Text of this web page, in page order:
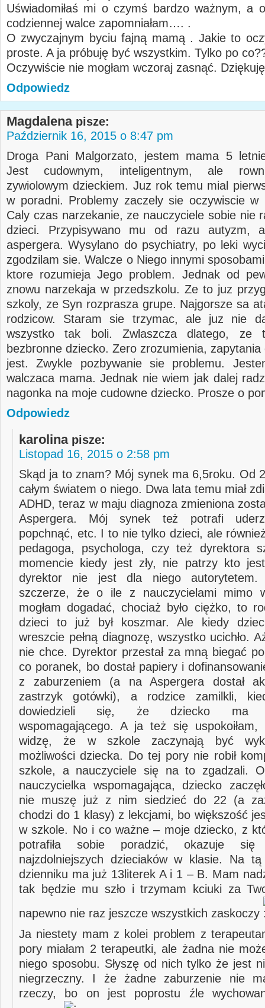
Uświadomiłaś mi o czymś bardzo ważnym, a
codziennej walce zapomniałam…. .
O zwyczajnym byciu fajną mamą . Jakie to
proste. A ja próbuję być wszystkim. Tylko po
Oczywiście nie mogłam wczoraj zasnąć.
Odpowiedz
Magdalena pisze:
Październik 16, 2015 o 8:47 pm
Droga Pani Malgorzato, jestem mama 5
Jest cudownym, inteligentnym, ale
zywiolowym dzieckiem. Juz rok temu mial
w poradni. Problemy zaczely sie oczywiscie w
Caly czas narzekanie, ze nauczyciele sobie nie
dzieci. Przypisywano mu od razu autyzm,
aspergera. Wysylano do psychiatry, po leki
zgodzilam sie. Walcze o Niego innymi
ktore rozumieja Jego problem. Jednak od
znowu narzekaja w przedszkolu. Ze to juz
szkoly, ze Syn rozprasza grupe. Najgorsze sa
rodzicow. Staram sie trzymac, ale juz nie
wszystko tak boli. Zwlaszcza dlatego, ze
bezbronne dziecko. Zero zrozumienia,
jest. Zwykle pozbywanie sie problemu.
walczaca mama. Jednak nie wiem jak dalej
nagonka na moje cudowne dziecko. Prosze o
Odpowiedz
karolina pisze:
Listopad 16, 2015 o 2:58 pm
Skąd ja to znam? Mój synek ma 6,5roku. Od
całym światem o niego. Dwa lata temu miał
ADHD, teraz w maju diagnoza zmieniona
Aspergera. Mój synek też potrafi
popchnąć, etc. I to nie tylko dzieci, ale
pedagoga, psychologa, czy też dyrektora
momencie kiedy jest zły, nie patrzy kto
dyrektor nie jest dla niego autorytetem.
szczerze, że o ile z nauczycielami mimo
mogłam dogadać, chociaż było ciężko, to
dzieci to już był koszmar. Ale kiedy
wreszcie pełną diagnozę, wszystko ucichło.
nie chce. Dyrektor przestał za mną biegać
co poranek, bo dostał papiery i
z zaburzeniem (a na Aspergera dostał
zastrzyk gotówki), a rodzice zamilkli,
dowiedzieli się, że dziecko ma
wspomagającego. A ja też się uspokoiłam,
widzę, że w szkole zaczynają być
możliwości dziecka. Do tej pory nie robił
szkole, a nauczyciele się na to zgadzali.
nauczycielka wspomagająca, dziecko
nie muszę już z nim siedzieć do 22 (a
chodzi do 1 klasy) z lekcjami, bo większość
w szkole. No i co ważne – moje dziecko, z
potrafiła sobie poradzić, okazuje
najzdolniejszych dzieciaków w klasie. Na
dzienniku ma już 13literek A i 1 – B. Mam
tak będzie mu szło i trzymam kciuki za
napewno nie raz jeszcze wszystkich zaskoczy
Ja niestety mam z kolei problem z
pory miałam 2 terapeutki, ale żadna nie
niego sposobu. Słyszę od nich tylko że jest
niegrzeczny. I że żadne zaburzenie nie
rzeczy, bo on jest poprostu źle